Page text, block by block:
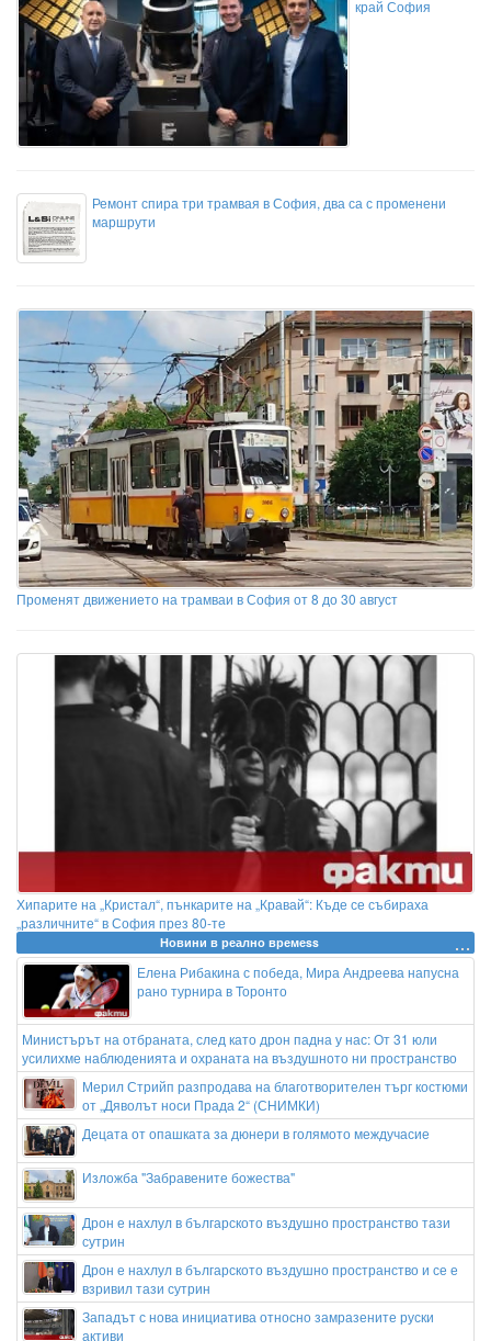
край София
Ремонт спира три трамвая в София, два са с променени
маршрути
Променят движението на трамваи в София от 8 до 30 август
Хипарите на „Кристал“, пънкарите на „Кравай“: Къде се събираха
„различните“ в София през 80-те
Новини в реално времеss
Елена Рибакина с победа, Мира Андреева напусна
рано турнира в Торонто
Министърът на отбраната, след като дрон падна у нас: От 31 юли
усилихме наблюденията и охраната на въздушното ни пространство
Мерил Стрийп разпродава на благотворителен търг костюми
от „Дяволът носи Прада 2“ (СНИМКИ)
Децата от опашката за дюнери в голямото междучасие
Изложба "Забравените божества"
Дрон е нахлул в българското въздушно пространство тази
сутрин
Дрон е нахлул в българското въздушно пространство и се е
взривил тази сутрин
Западът с нова инициатива относно замразените руски
активи